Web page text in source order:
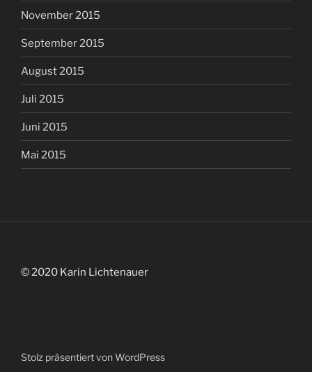
November 2015
September 2015
August 2015
Juli 2015
Juni 2015
Mai 2015
© 2020 Karin Lichtenauer
Stolz präsentiert von WordPress